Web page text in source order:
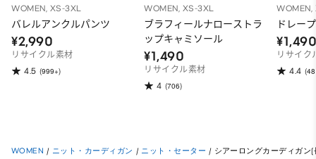
WOMEN, XS-3XL
バレルアンクルパンツ
¥2,990
リサイクル素材
4.5 (999+)
WOMEN, XS-3XL
ブラフィールナローストラ
ップキャミソール
¥1,490
リサイクル素材
4 (706)
WOMEN,
ドレー
リサイク
4.4
WOMEN / ニット・カーディガン / ニット・セーター / シアーロングカーディガン(